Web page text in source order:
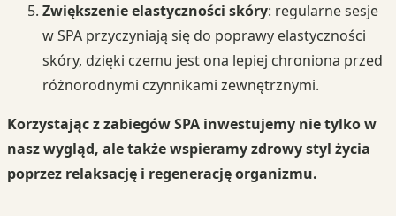
Zwiększenie elastyczności skóry: regularne sesje
w SPA przyczyniają się do poprawy elastyczności
skóry, dzięki czemu jest ona lepiej chroniona przed
różnorodnymi czynnikami zewnętrznymi.
Korzystając z zabiegów SPA inwestujemy nie tylko w
nasz wygląd, ale także wspieramy zdrowy styl życia
poprzez relaksację i regenerację organizmu.